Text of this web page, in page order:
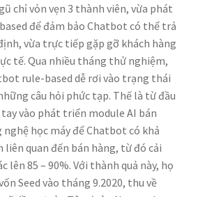
chỉ vỏn vẹn 3 thành viên, vừa phát
để đảm bảo Chatbot có thể trả
vừa trực tiếp gặp gỡ khách hàng
tế. Qua nhiều tháng thử nghiệm,
rule-based dễ rơi vào trạng thái
câu hỏi phức tạp. Thế là từ đầu
vào phát triển module AI bán
học máy để Chatbot có khả
liên quan đến bán hàng, từ đó cải
lên 85 – 90%. Với thành quả này, họ
Seed vào tháng 9.2020, thu về